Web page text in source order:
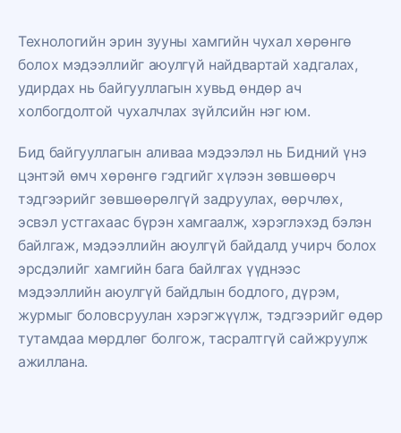
Технологийн эрин зууны хамгийн чухал хөрөнгө
болох мэдээллийг аюулгүй найдвартай хадгалах,
удирдах нь байгууллагын хувьд өндөр ач
холбогдолтой чухалчлах зүйлсийн нэг юм.
Бид байгууллагын аливаа мэдээлэл нь Бидний үнэ
цэнтэй өмч хөрөнгө гэдгийг хүлээн зөвшөөрч
тэдгээрийг зөвшөөрөлгүй задруулах, өөрчлөх,
эсвэл устгахаас бүрэн хамгаалж, хэрэглэхэд бэлэн
байлгаж, мэдээллийн аюулгүй байдалд учирч болох
эрсдэлийг хамгийн бага байлгах үүднээс
мэдээллийн аюулгүй байдлын бодлого, дүрэм,
журмыг боловсруулан хэрэгжүүлж, тэдгээрийг өдөр
тутамдаа мөрдлөг болгож, тасралтгүй сайжруулж
ажиллана.